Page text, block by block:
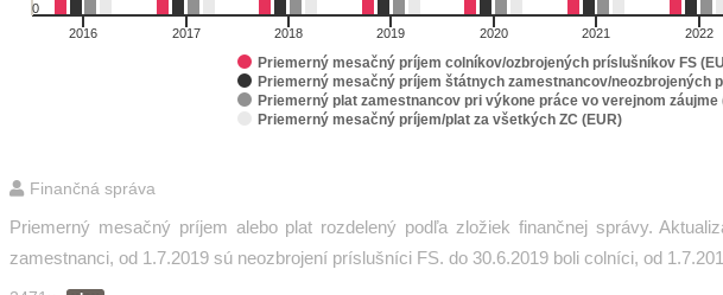
Priemerný mesačný príjem colníkov/ozbrojených príslušníkov FS
Priemerný mesačný príjem štátnych zamestnancov/neozbrojených
Priemerný plat zamestnancov pri výkone práce vo verejnom záujme
Priemerný mesačný príjem/plat za všetkých ZC (EUR)
2016 2017 2018 2019 2020 2021 2022
0
Finančná správa
Priemerný mesačný príjem alebo plat rozdelený podľa zložiek finančnej správy.
zamestnanci, od 1.7.2019 sú neozbrojení príslušníci FS. do 30.6.2019 boli colníci, od